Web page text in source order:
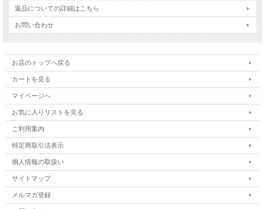
返品についての詳細はこちら
お問い合わせ
お店のトップへ戻る
カートを見る
マイページへ
お気に入りリストを見る
ご利用案内
特定商取引法表示
個人情報の取扱い
サイトマップ
メルマガ登録